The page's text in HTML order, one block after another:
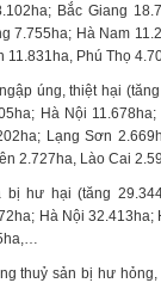
Bắc Giang
7.755ha; Hà Nam
11.831ha, Phú Thọ
úng, thiệt hại
Hà Nội
Lạng Sơn
2.727ha, Lào Cai
hư hại (tăng
Hà Nội 32.413ha;
thuỷ sản bị hư